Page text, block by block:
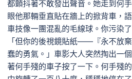
都顫抖著不敢發出聲音。她走到何
眼他那輛垂直貼在牆上的掀背車，
車技像一團混亂的毛線球。你污染
「但你的後視鏡貼紙——『永不放
蠢的勇氣。」車影大人突然掏出一
著何手殘的車子按了一下。何手殘